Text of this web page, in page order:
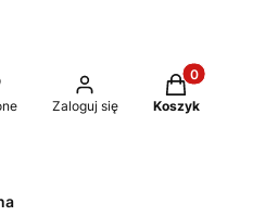
Zaloguj się
Produkty w
Koszyk